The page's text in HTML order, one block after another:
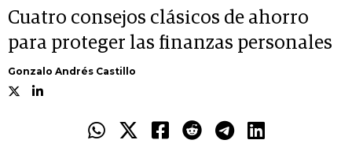
Cuatro consejos clásicos de ahorro
para proteger las finanzas personales
Gonzalo Andrés Castillo